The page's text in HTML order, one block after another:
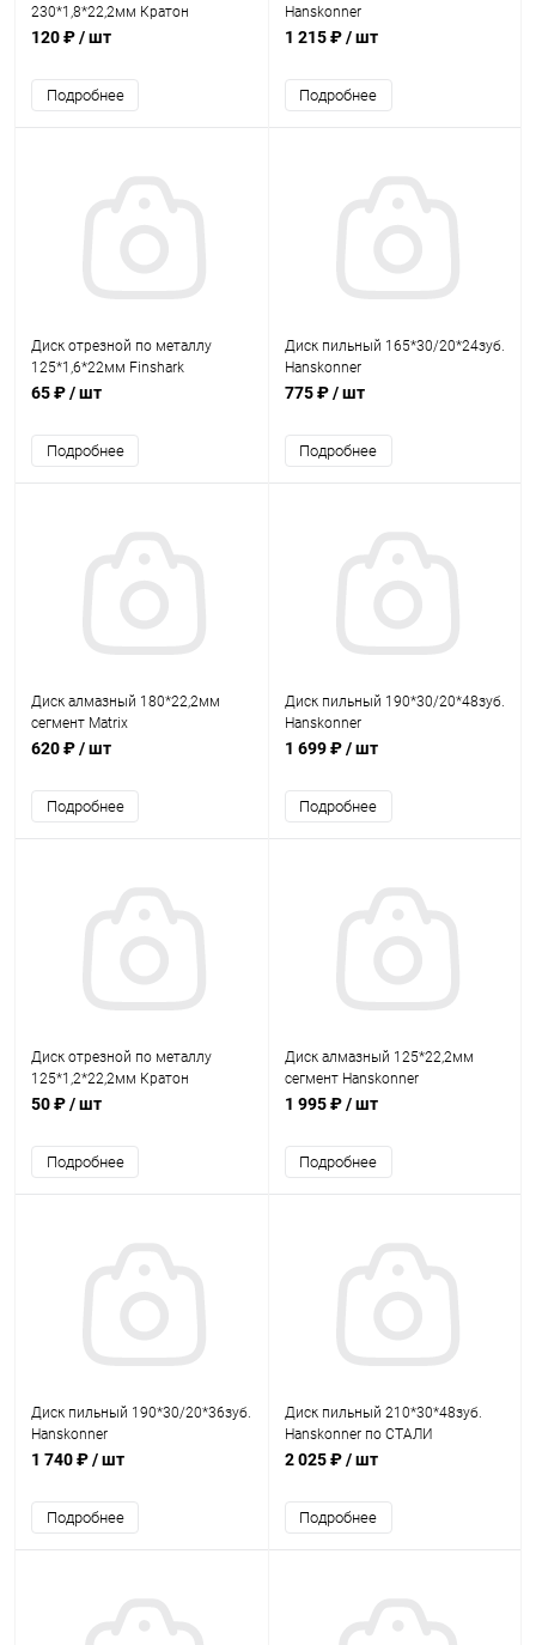
230*1,8*22,2мм Кратон
"Скорый"
120 ₽/ шт
Подробнее
Hanskonner
1 215 ₽/ шт
Подробнее
Диск отрезной по металлу
125*1,6*22мм Finshark
65 ₽/ шт
Подробнее
Диск пильный 165*30/20*24зуб.
Hanskonner
775 ₽/ шт
Подробнее
Диск алмазный 180*22,2мм
сегмент Matrix
620 ₽/ шт
Подробнее
Диск пильный 190*30/20*48зуб.
Hanskonner
1 699 ₽/ шт
Подробнее
Диск отрезной по металлу
125*1,2*22,2мм Кратон
"Скорый"
50 ₽/ шт
Подробнее
Диск алмазный 125*22,2мм
сегмент Hanskonner
(керамогранит,сухой/мокрый
1 995 ₽/ шт
Подробнее
Диск пильный 190*30/20*36зуб.
Hanskonner
1 740 ₽/ шт
Подробнее
Диск пильный 210*30*48зуб.
Hanskonner по СТАЛИ
2 025 ₽/ шт
Подробнее